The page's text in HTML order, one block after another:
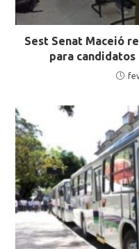
Sest Senat Maceió
para candidatos